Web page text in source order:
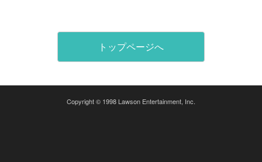
トップページへ
Copyright © 1998 Lawson Entertainment, Inc.